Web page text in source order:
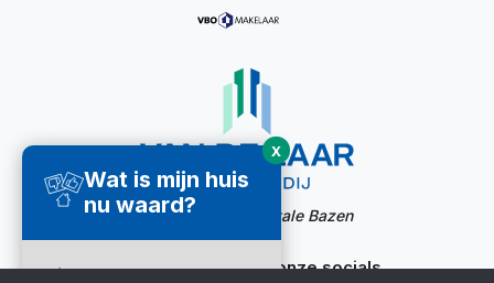
Wat is mijn huis
nu waard?
Direct een
X
Website door: Digitale Bazen
Ook bereikbaar via onze socials